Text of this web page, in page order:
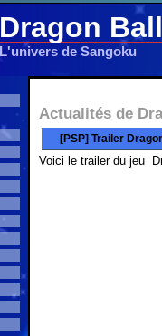
Dragon
L'univers de Sangoku
Actualités de
[PSP] Trailer
Voici le trailer du jeu